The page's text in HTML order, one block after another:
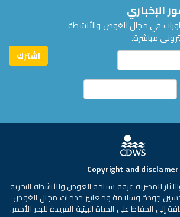
الإخباري
في مجال الغوص والأنشطة
مباشرة.
Copyright and disclamer
المصرية غرفة سياحة الغوص والأنشطة البحرية
بهدف تحسين جودة وسلامة ومعايير خدمات مجال الغوص
إلى الحفاظ على الحياة البيئية الفريدة للبحر الأحمر.